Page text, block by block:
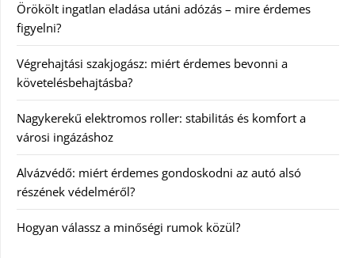
Örökölt ingatlan eladása utáni adózás – mire érdemes
figyelni?
Végrehajtási szakjogász: miért érdemes bevonni a
követelésbehajtásba?
Nagykerekű elektromos roller: stabilitás és komfort a
városi ingázáshoz
Alvázvédő: miért érdemes gondoskodni az autó alsó
részének védelméről?
Hogyan válassz a minőségi rumok közül?